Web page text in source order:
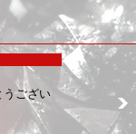
ござい